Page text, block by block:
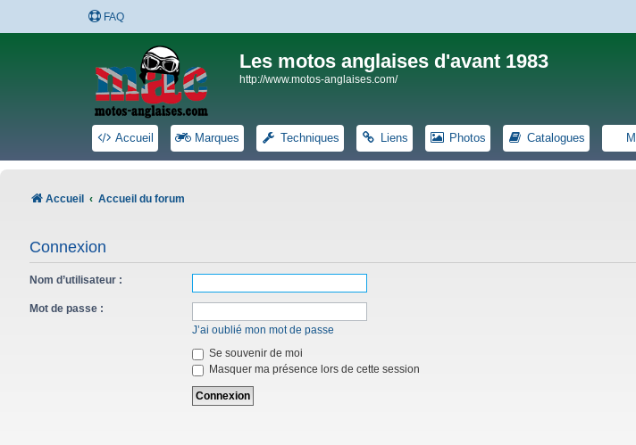
FAQ
Les motos anglaises d'avant 1983
http://www.motos-anglaises.com/
Accueil Marques Techniques Liens Photos Catalogues
Accueil Accueil du forum
Connexion
Nom d’utilisateur :
Mot de passe :
J’ai oublié mon mot de passe
Se souvenir de moi
Masquer ma présence lors de cette session